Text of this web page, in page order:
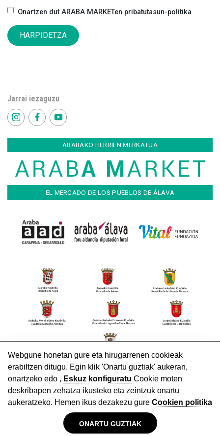
Onartzen dut ARABA MARKETen pribatutasun-politika
HARPIDETZA
Jarrai iezaguzu
ARABAKO HERRIEN MERKATUA
EL MERCADO DE LOS PUEBLOS DE ÁLAVA
HARREMANETARAKO
Pribatutasun politika Cookieak